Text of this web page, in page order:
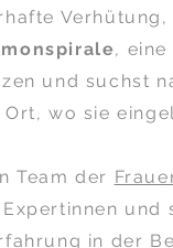
Verhütung,
, eine
und suchst
wo sie
Team der
und
in der